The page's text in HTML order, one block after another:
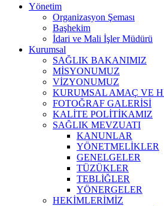
Yönetim
Organizasyon Şeması
Başhekim
İdari ve Mali İşler Müdürü
Kurumsal
SAĞLIK BAKANIMIZ
MİSYONUMUZ
VİZYONUMUZ
KURUMSAL AMAÇ VE
FOTOĞRAF GALERİSİ
KALİTE POLİTİKAMIZ
SAĞLIK MEVZUATI
KANUNLAR
YÖNETMELİKLER
GENELGELER
TÜZÜKLER
TEBLİĞLER
YÖNERGELER
HEKİMLERİMİZ